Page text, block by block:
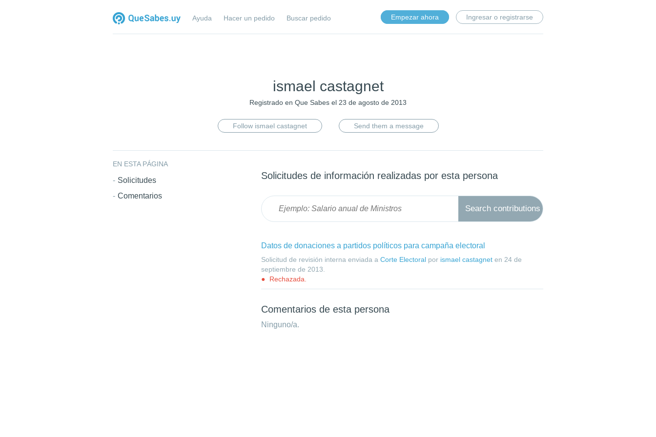
Ayuda Hacer un pedido Buscar pedido Empezar ahora Ingresar o registrarse
ismael castagnet
Registrado en Que Sabes el 23 de agosto de 2013
Follow ismael castagnet Send them a message
EN ESTA PÁGINA
Solicitudes
Comentarios
Solicitudes de información realizadas por esta persona
Datos de donaciones a partidos políticos para campaña electoral
Solicitud de revisión interna enviada a Corte Electoralpor ismael castagneten 24 de
septiembre de 2013
Rechazada.
Comentarios de esta persona
Ninguno/a.